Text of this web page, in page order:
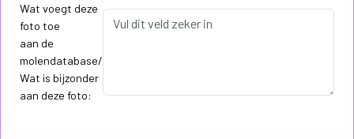
Wat voegt deze
foto toe
aan de
molendatabase/
Wat is bijzonder
aan deze foto: